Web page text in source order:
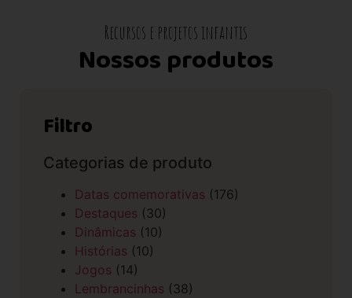
Recursos e projetos infantis
Nossos produtos
Filtro
Categorias de produto
Datas comemorativas (176)
Destaques (30)
Dinâmicas (10)
Histórias (10)
Jogos (14)
Lembrancinhas (38)